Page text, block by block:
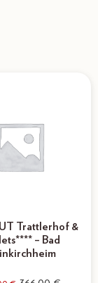
Trattlerhof &
– Bad